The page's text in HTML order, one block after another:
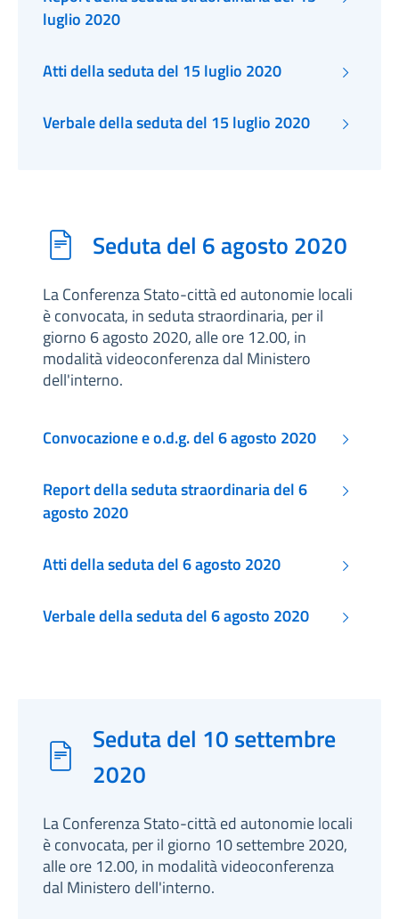
luglio 2020
Atti della seduta del 15 luglio 2020
Verbale della seduta del 15 luglio 2020
Seduta del 6 agosto 2020
La Conferenza Stato-città ed autonomie locali
è convocata, in seduta straordinaria, per il
giorno 6 agosto 2020, alle ore 12.00, in
modalità videoconferenza dal Ministero
dell'interno.
Convocazione e o.d.g. del 6 agosto 2020
Report della seduta straordinaria del 6
agosto 2020
Atti della seduta del 6 agosto 2020
Verbale della seduta del 6 agosto 2020
Seduta del 10 settembre
2020
La Conferenza Stato-città ed autonomie locali
è convocata, per il giorno 10 settembre 2020,
alle ore 12.00, in modalità videoconferenza
dal Ministero dell'interno.